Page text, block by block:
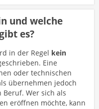
und welche
es?
in der Regel kein
Eine
oder technischen
übernehmen jedoch
Wer sich als
eröffnen möchte, kann